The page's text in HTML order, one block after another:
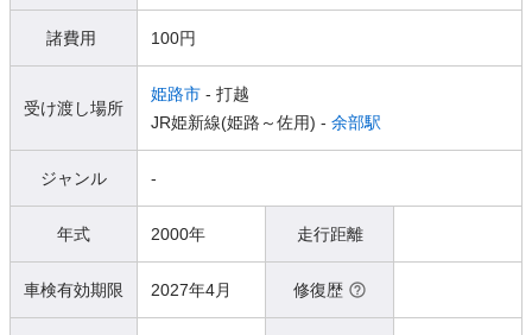
諸費用 100円
受け渡し場所
姫路市 - 打越
JR姫新線(姫路～佐用) - 余部駅
ジャンル -
年式 2000年 走行距離
車検有効期限 2027年4月 修復歴